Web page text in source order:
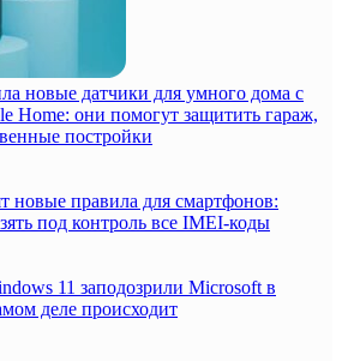
новые датчики для умного дома с
Home: они помогут защитить гараж,
постройки
новые правила для смартфонов:
под контроль все IMEI-коды
11 заподозрили Microsoft в
деле происходит